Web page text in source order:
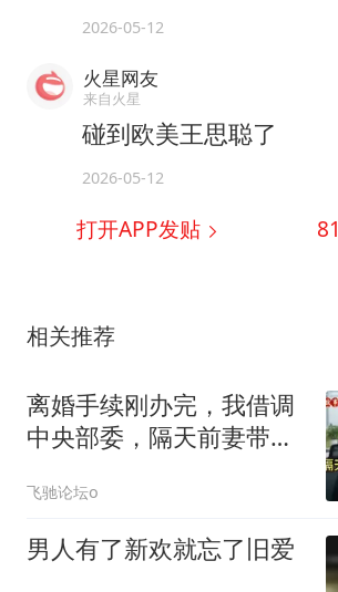
2026-05-12
火星网友
来自火星
碰到欧美王思聪了
2026-05-12
打开APP发贴 81
相关推荐
离婚手续刚办完，我借调
中央部委，隔天前妻带新
飞驰论坛o
男人有了新欢就忘了旧爱